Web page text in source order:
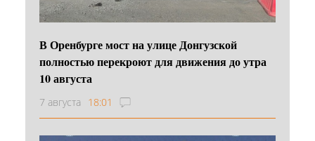
В Оренбурге мост на улице Донгузской
полностью перекроют для движения до утра
10 августа
7 августа 18:01